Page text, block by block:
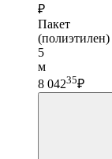
₽
Пакет
(полиэтилен)
5
м
8 04235₽